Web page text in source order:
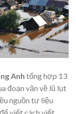
Anh tổng hợp 13
đoạn văn về lũ lụt
nguồn tư liệu